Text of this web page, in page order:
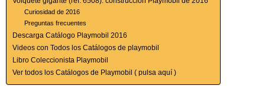
Curiosidad de 2016
Preguntas frecuentes
Descarga Catálogo Playmobil 2016
Videos con Todos los Catálogos de playmobil
Libro Coleccionista Playmobil
Ver todos los Catálogos de Playmobil ( pulsa aquí )